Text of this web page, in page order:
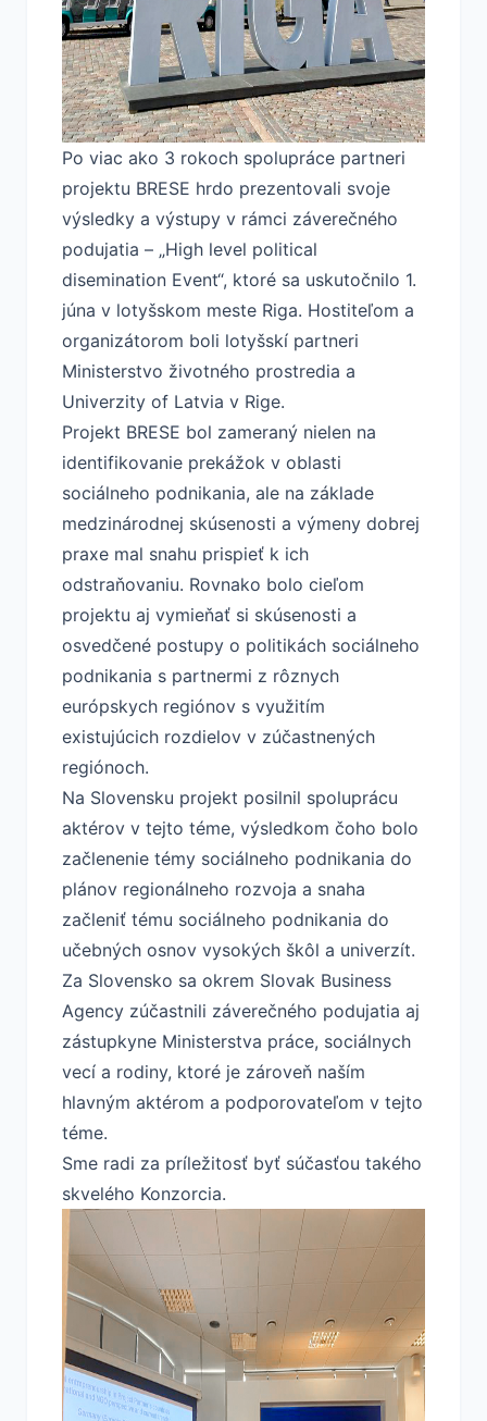
Po viac ako 3 rokoch spolupráce partneri
projektu BRESE hrdo prezentovali svoje
výsledky a výstupy v rámci záverečného
podujatia – „High level political
disemination Event“, ktoré sa uskutočnilo 1.
júna v lotyšskom meste Riga. Hostiteľom a
organizátorom boli lotyšskí partneri
Ministerstvo životného prostredia a
Univerzity of Latvia v Rige.
Projekt BRESE bol zameraný nielen na
identifikovanie prekážok v oblasti
sociálneho podnikania, ale na základe
medzinárodnej skúsenosti a výmeny dobrej
praxe mal snahu prispieť k ich
odstraňovaniu. Rovnako bolo cieľom
projektu aj vymieňať si skúsenosti a
osvedčené postupy o politikách sociálneho
podnikania s partnermi z rôznych
európskych regiónov s využitím
existujúcich rozdielov v zúčastnených
regiónoch.
Na Slovensku projekt posilnil spoluprácu
aktérov v tejto téme, výsledkom čoho bolo
začlenenie témy sociálneho podnikania do
plánov regionálneho rozvoja a snaha
začleniť tému sociálneho podnikania do
učebných osnov vysokých škôl a univerzít.
Za Slovensko sa okrem Slovak Business
Agency zúčastnili záverečného podujatia aj
zástupkyne Ministerstva práce, sociálnych
vecí a rodiny, ktoré je zároveň naším
hlavným aktérom a podporovateľom v tejto
téme.
Sme radi za príležitosť byť súčasťou takého
skvelého Konzorcia.